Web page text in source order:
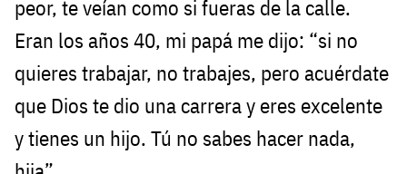
peor, te veían como si fueras de la calle.
Eran los años 40, mi papá me dijo: “si no
quieres trabajar, no trabajes, pero acuérdate
que Dios te dio una carrera y eres excelente
y tienes un hijo. Tú no sabes hacer nada,